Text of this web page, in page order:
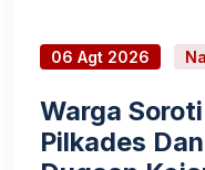
06 Agt 2026
Warga
Pilkades